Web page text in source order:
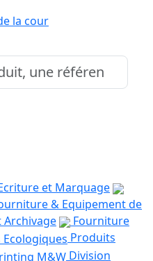
et Marquage
& Equipement de
Archivage
Fourniture
Produits
Division